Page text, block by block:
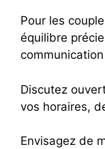
Pour les
équilibre
Discutez
vos horaires,
Envisagez de